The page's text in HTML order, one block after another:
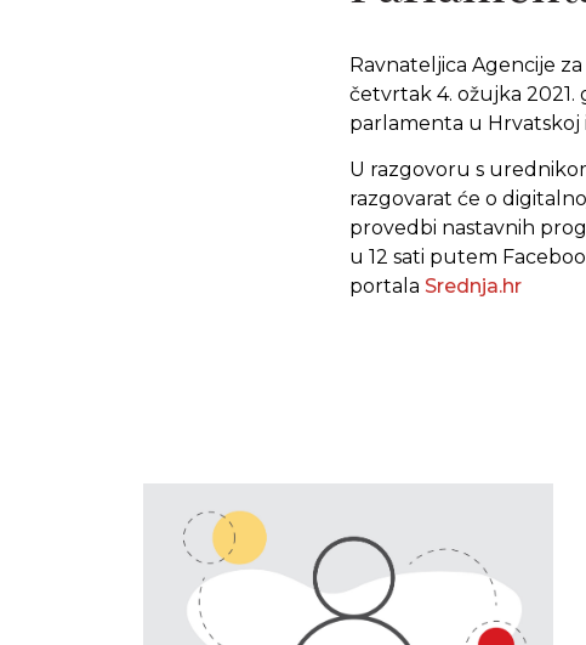
Ravnateljica Agencije
četvrtak 4. ožujka
parlamenta u Hrvatskoj
U razgovoru s
razgovarat će o
provedbi nastavnih
u 12 sati putem
portala Srednja.hr